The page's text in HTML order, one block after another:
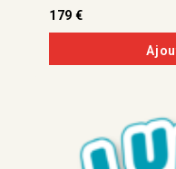
0
de
5
179€